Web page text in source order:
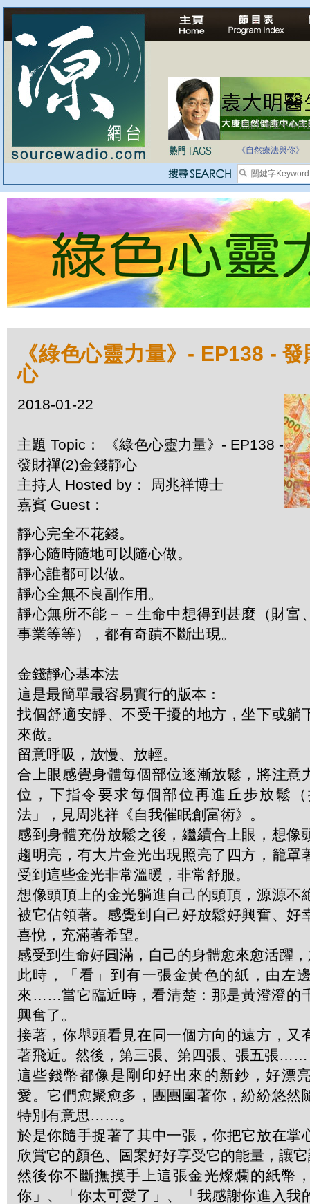
自家教育合法化-
《自然療法與你》
《綠色心靈力量》- EP138 -
心
2018-01-22
主題 Topic： 《綠色心靈力量》- EP138 -
發財禪(2)金錢靜心
主持人 Hosted by： 周兆祥博士
嘉賓 Guest：
靜心完全不花錢。
靜心隨時隨地可以隨心做。
靜心誰都可以做。
靜心全無不良副作用。
靜心無所不能－－生命中想得到甚麼（財富
事業等等），都有奇蹟不斷出現。
金錢靜心基本法
這是最簡單最容易實行的版本：
找個舒適安靜、不受干擾的地方，坐下或躺
來做。
留意呼吸，放慢、放輕。
合上眼感覺身體每個部位逐漸放鬆，將注意
位，下指令要求每個部位再進丘步放鬆
法」，見周兆祥《自我催眠創富術》。
感到身體充份放鬆之後，繼續合上眼，想像
趨明亮，有大片金光出現照亮了四方，籠罩
受到這些金光非常溫暖，非常舒服。
想像頭頂上的金光躺進自己的頭頂，源源不
被它佔領著。感覺到自己好放鬆好興奮、好
喜悅，充滿著希望。
感受到生命好圓滿，自己的身體愈來愈活躍
此時，「看」到有一張金黃色的紙，由左
來……當它臨近時，看清楚：那是黃澄澄的
興奮了。
接著，你舉頭看見在同一個方向的遠方，又
著飛近。然後，第三張、第四張、張五張……
這些錢幣都像是剛印好出來的新鈔，好漂
愛。它們愈聚愈多，團團圍著你，紛紛悠然
特別有意思……。
於是你隨手捉著了其中一張，你把它放在掌
欣賞它的顏色、圖案好好享受它的能量，讓
然後你不斷撫摸手上這張金光燦爛的紙幣
你」、「你太可愛了」、「我感謝你進入我